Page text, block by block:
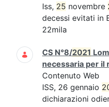
Iss, 25 novembre
decessi evitati in
22mila
CS N°8/2021
necessaria per il
Contenuto Web
ISS, 26 gennaio
dichiarazioni